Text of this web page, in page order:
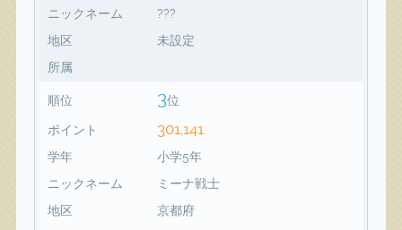
ニックネーム
???
地区
未設定
所属
順位 3位
ポイント 301,141
学年
小学5年
ニックネーム
ミーナ戦士
地区
京都府